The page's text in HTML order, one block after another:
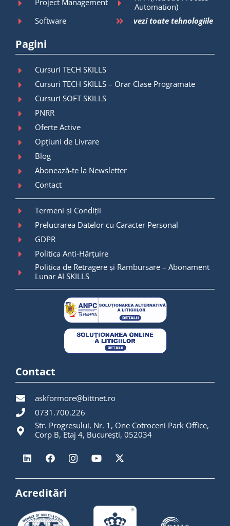
Project Management
Automation)
Software
vezi toate tehnologiile
Pagini
Cursuri TECH SKILLS
Cursuri TECH SKILLS – Orar Clase Programate
Cursuri SOFT SKILLS
PNRR
Oferte Active
Opțiuni de Livrare
Blog
Abonează-te la Newsletter
Contact
Termeni și Condiții
Prelucrarea Datelor cu Caracter Personal
GDPR
Politica Anti-Hărțuire
Politica de Retragere și Rambursare – Abonament
Lunar AI SKILLS
Contact
askformore@bittnet.ro
0731.700.226
Str. Progresului, Nr. 1, One Cotroceni Park Office,
Corp B, Etaj 4, București, 052034
Acreditări